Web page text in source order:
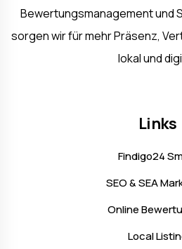
Bewertungsmanagement und
sorgen wir für mehr Präsenz,
lokal und
Links
Findigo24
SEO & SEA
Online
Local